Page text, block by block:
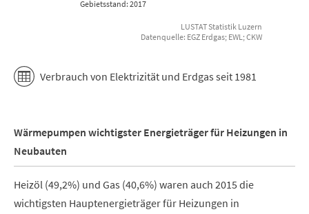
Gebietsstand: 2017
LUSTAT Statistik Luzern
Datenquelle: EGZ Erdgas; EWL; CKW
Verbrauch von Elektrizität und Erdgas seit 1981
Wärmepumpen wichtigster Energieträger für Heizungen in
Neubauten
Heizöl (49,2%) und Gas (40,6%) waren auch 2015 die
wichtigsten Hauptenergieträger für Heizungen in